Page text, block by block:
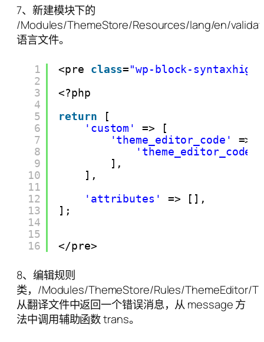
7、新建模块下的
/Modules/ThemeStore/Resources/lang/en/
语言文件。
1
2
3
4
5
6
7
8
9
10
11
12
13
14
15
16
<pre class="wp-block-
<?php
return
[
'custom'
=> [
'theme_editor_code'
=> [
],
],
'attributes'
=> [],
];
</pre>
8、编辑规则
类，/Modules/ThemeStore/Rules/ThemeEditor/
从翻译文件中返回一个错误消息，从 message 方
法中调用辅助函数 trans。